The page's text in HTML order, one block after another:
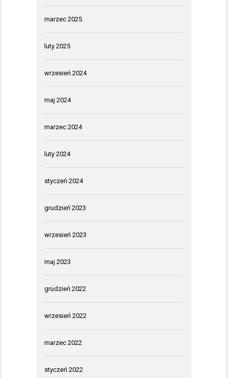
marzec 2025
luty 2025
wrzesień 2024
maj 2024
marzec 2024
luty 2024
styczeń 2024
grudzień 2023
wrzesień 2023
maj 2023
grudzień 2022
wrzesień 2022
marzec 2022
styczeń 2022